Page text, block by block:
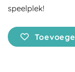
speelplek!